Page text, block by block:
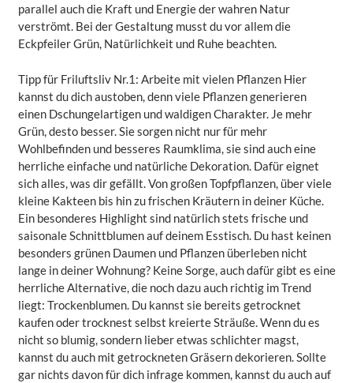
parallel auch die Kraft und Energie der wahren Natur
verströmt. Bei der Gestaltung musst du vor allem die
Eckpfeiler Grün, Natürlichkeit und Ruhe beachten.
Tipp für Friluftsliv Nr.1: Arbeite mit vielen Pflanzen Hier
kannst du dich austoben, denn viele Pflanzen generieren
einen Dschungelartigen und waldigen Charakter. Je mehr
Grün, desto besser. Sie sorgen nicht nur für mehr
Wohlbefinden und besseres Raumklima, sie sind auch eine
herrliche einfache und natürliche Dekoration. Dafür eignet
sich alles, was dir gefällt. Von großen Topfpflanzen, über viele
kleine Kakteen bis hin zu frischen Kräutern in deiner Küche.
Ein besonderes Highlight sind natürlich stets frische und
saisonale Schnittblumen auf deinem Esstisch. Du hast keinen
besonders grünen Daumen und Pflanzen überleben nicht
lange in deiner Wohnung? Keine Sorge, auch dafür gibt es eine
herrliche Alternative, die noch dazu auch richtig im Trend
liegt: Trockenblumen. Du kannst sie bereits getrocknet
kaufen oder trocknest selbst kreierte Sträuße. Wenn du es
nicht so blumig, sondern lieber etwas schlichter magst,
kannst du auch mit getrockneten Gräsern dekorieren. Sollte
gar nichts davon für dich infrage kommen, kannst du auch auf